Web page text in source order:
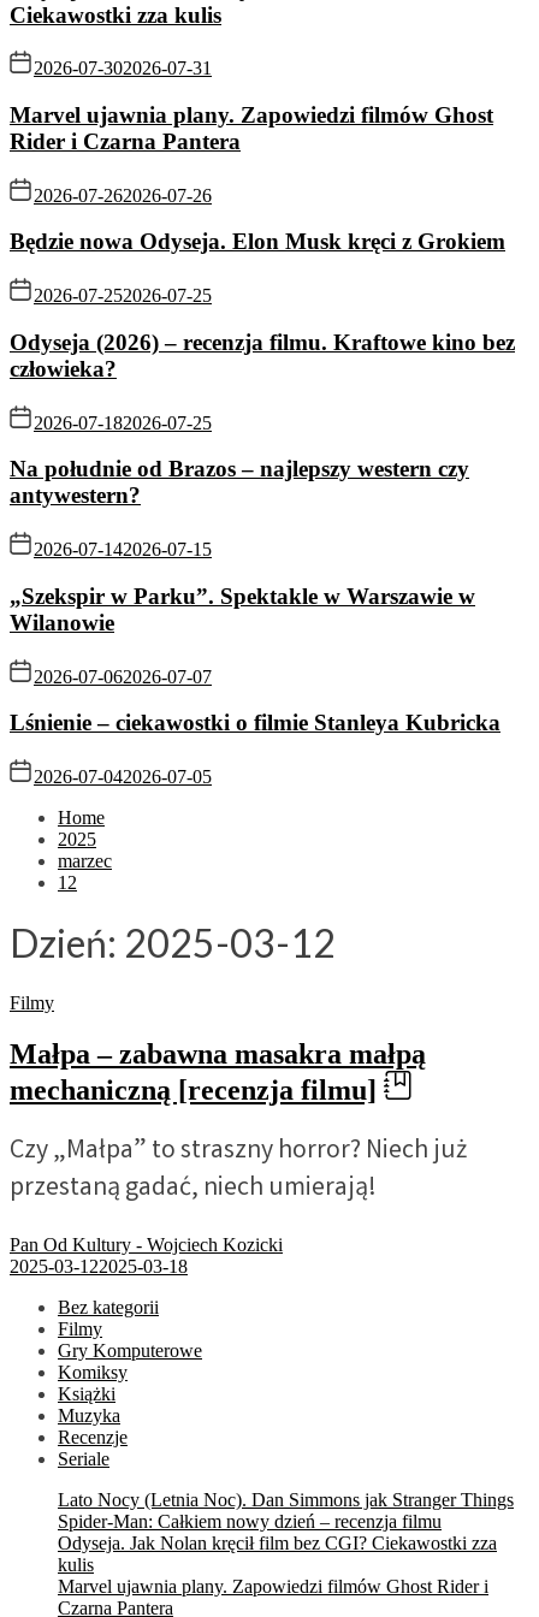
Ciekawostki zza kulis
2026-07-302026-07-31
Marvel ujawnia plany. Zapowiedzi filmów Ghost
Rider i Czarna Pantera
2026-07-262026-07-26
Będzie nowa Odyseja. Elon Musk kręci z Grokiem
2026-07-252026-07-25
Odyseja (2026) – recenzja filmu. Kraftowe kino bez
człowieka?
2026-07-182026-07-25
Na południe od Brazos – najlepszy western czy
antywestern?
2026-07-142026-07-15
„Szekspir w Parku”. Spektakle w Warszawie w
Wilanowie
2026-07-062026-07-07
Lśnienie – ciekawostki o filmie Stanleya Kubricka
2026-07-042026-07-05
Home
2025
marzec
12
Dzień: 2025-03-12
Filmy
Małpa – zabawna masakra małpą
mechaniczną [recenzja filmu]
Czy „Małpa” to straszny horror? Niech już
przestaną gadać, niech umierają!
Pan Od Kultury - Wojciech Kozicki
2025-03-122025-03-18
Bez kategorii
Filmy
Gry Komputerowe
Komiksy
Książki
Muzyka
Recenzje
Seriale
Lato Nocy (Letnia Noc). Dan Simmons jak Stranger Things
Spider-Man: Całkiem nowy dzień – recenzja filmu
Odyseja. Jak Nolan kręcił film bez CGI? Ciekawostki zza
kulis
Marvel ujawnia plany. Zapowiedzi filmów Ghost Rider i
Czarna Pantera